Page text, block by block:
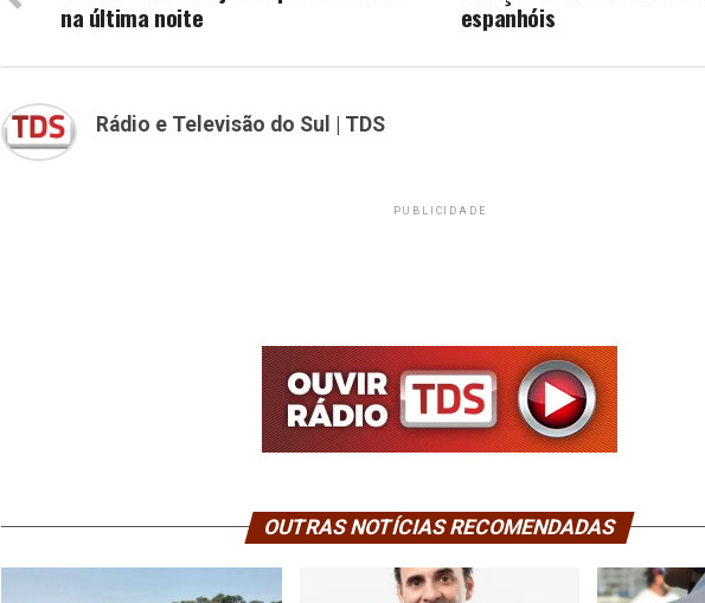
espanhóis
na última noite
Rádio e Televisão do Sul | TDS
PUBLICIDADE
OUTRAS NOTÍCIAS RECOMENDADAS